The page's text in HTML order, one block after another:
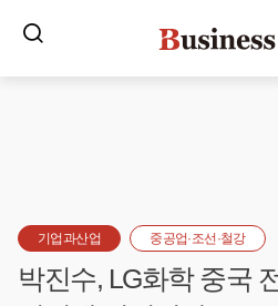
기업과산업 중공업·조선·철강
박진수, LG화학 중국